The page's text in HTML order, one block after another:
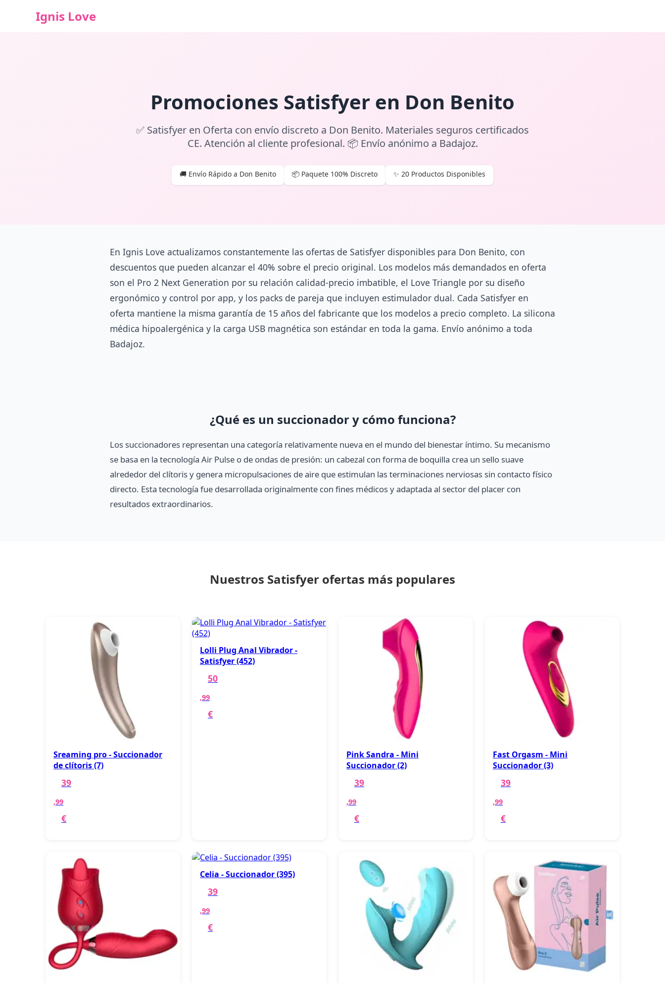
Ignis Love
Promociones Satisfyer en Don Benito
✅ Satisfyer en Oferta con envío discreto a Don Benito. Materiales seguros certificados
CE. Atención al cliente profesional. 📦 Envío anónimo a Badajoz.
🚚 Envío Rápido a Don Benito 📦 Paquete 100% Discreto ✨ 20 Productos Disponibles
En Ignis Love actualizamos constantemente las ofertas de Satisfyer disponibles para Don Benito, con
descuentos que pueden alcanzar el 40% sobre el precio original. Los modelos más demandados en oferta
son el Pro 2 Next Generation por su relación calidad-precio imbatible, el Love Triangle por su diseño
ergonómico y control por app, y los packs de pareja que incluyen estimulador dual. Cada Satisfyer en
oferta mantiene la misma garantía de 15 años del fabricante que los modelos a precio completo. La silicona
médica hipoalergénica y la carga USB magnética son estándar en toda la gama. Envío anónimo a toda
Badajoz.
¿Qué es un succionador y cómo funciona?
Los succionadores representan una categoría relativamente nueva en el mundo del bienestar íntimo. Su mecanismo
se basa en la tecnología Air Pulse o de ondas de presión: un cabezal con forma de boquilla crea un sello suave
alrededor del clítoris y genera micropulsaciones de aire que estimulan las terminaciones nerviosas sin contacto físico
directo. Esta tecnología fue desarrollada originalmente con fines médicos y adaptada al sector del placer con
resultados extraordinarios.
Nuestros Satisfyer ofertas más populares
Sreaming pro - Succionador
de clítoris (7)
39
,99
€
Lolli Plug Anal Vibrador -
Satisfyer (452)
50
,99
€
Pink Sandra - Mini
Succionador (2)
39
,99
€
Fast Orgasm - Mini
Succionador (3)
39
,99
€
Celia - Succionador (395)
39
,99
€